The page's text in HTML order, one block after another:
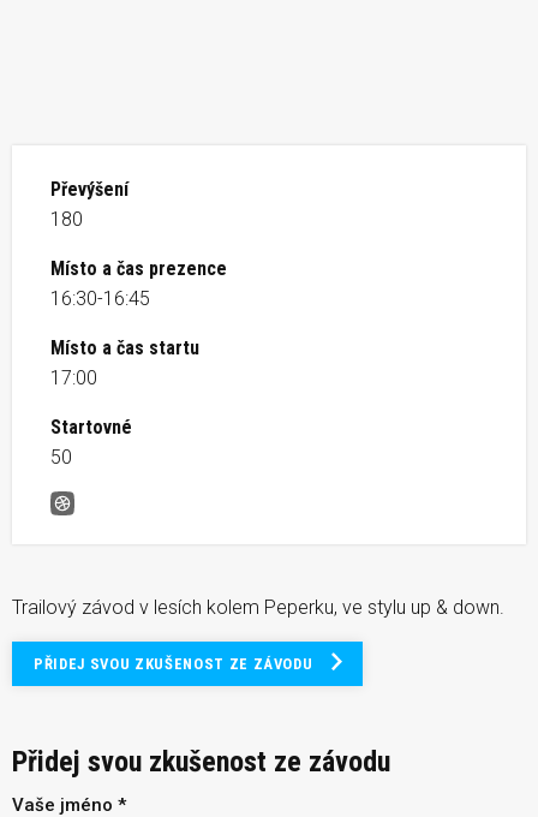
Převýšení
180
Místo a čas prezence
16:30-16:45
Místo a čas startu
17:00
Startovné
50
Okolo Peperku
Trailový závod v lesích kolem Peperku, ve stylu up & down.
PŘIDEJ SVOU ZKUŠENOST ZE ZÁVODU
Přidej svou zkušenost ze závodu
Vaše jméno *